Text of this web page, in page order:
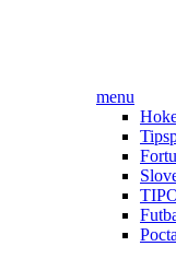
menu